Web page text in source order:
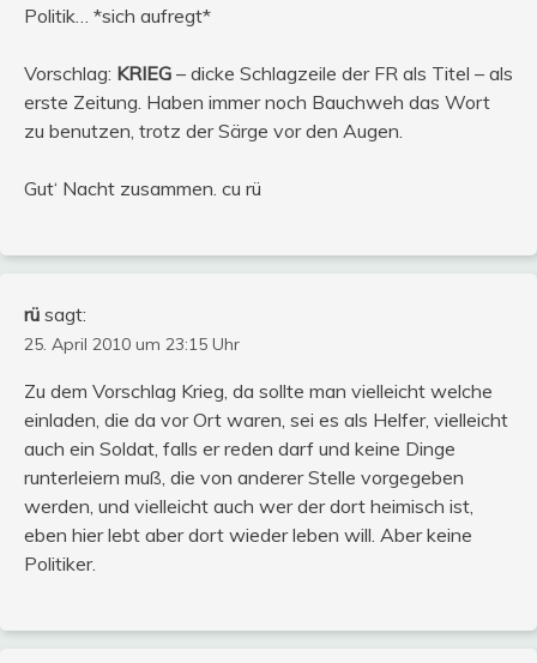
Politik… *sich aufregt*
Vorschlag: KRIEG – dicke Schlagzeile der FR als Titel – als
erste Zeitung. Haben immer noch Bauchweh das Wort
zu benutzen, trotz der Särge vor den Augen.
Gut‘ Nacht zusammen. cu rü
rü sagt:
25. April 2010 um 23:15 Uhr
Zu dem Vorschlag Krieg, da sollte man vielleicht welche
einladen, die da vor Ort waren, sei es als Helfer, vielleicht
auch ein Soldat, falls er reden darf und keine Dinge
runterleiern muß, die von anderer Stelle vorgegeben
werden, und vielleicht auch wer der dort heimisch ist,
eben hier lebt aber dort wieder leben will. Aber keine
Politiker.